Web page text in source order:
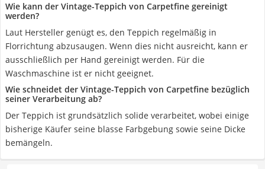
Wie kann der Vintage-Teppich von Carpetfine gereinigt
werden?
Laut Hersteller genügt es, den Teppich regelmäßig in
Florrichtung abzusaugen. Wenn dies nicht ausreicht, kann er
ausschließlich per Hand gereinigt werden. Für die
Waschmaschine ist er nicht geeignet.
Wie schneidet der Vintage-Teppich von Carpetfine bezüglich
seiner Verarbeitung ab?
Der Teppich ist grundsätzlich solide verarbeitet, wobei einige
bisherige Käufer seine blasse Farbgebung sowie seine Dicke
bemängeln.